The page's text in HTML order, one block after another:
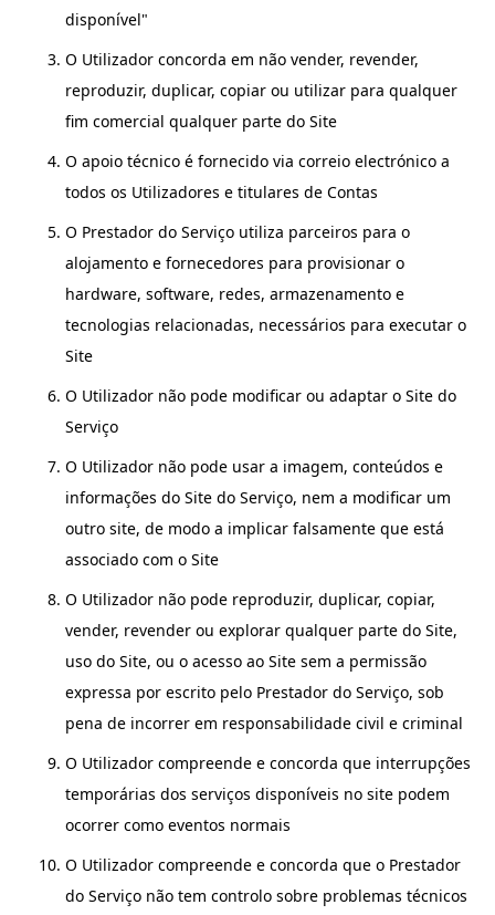
disponível"
O Utilizador concorda em não vender, revender,
reproduzir, duplicar, copiar ou utilizar para qualquer
fim comercial qualquer parte do Site
O apoio técnico é fornecido via correio electrónico a
todos os Utilizadores e titulares de Contas
O Prestador do Serviço utiliza parceiros para o
alojamento e fornecedores para provisionar o
hardware, software, redes, armazenamento e
tecnologias relacionadas, necessários para executar o
Site
O Utilizador não pode modificar ou adaptar o Site do
Serviço
O Utilizador não pode usar a imagem, conteúdos e
informações do Site do Serviço, nem a modificar um
outro site, de modo a implicar falsamente que está
associado com o Site
O Utilizador não pode reproduzir, duplicar, copiar,
vender, revender ou explorar qualquer parte do Site,
uso do Site, ou o acesso ao Site sem a permissão
expressa por escrito pelo Prestador do Serviço, sob
pena de incorrer em responsabilidade civil e criminal
O Utilizador compreende e concorda que interrupções
temporárias dos serviços disponíveis no site podem
ocorrer como eventos normais
O Utilizador compreende e concorda que o Prestador
do Serviço não tem controlo sobre problemas técnicos